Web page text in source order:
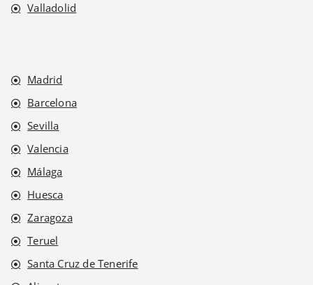
Valladolid
Madrid
Barcelona
Sevilla
Valencia
Málaga
Huesca
Zaragoza
Teruel
Santa Cruz de Tenerife